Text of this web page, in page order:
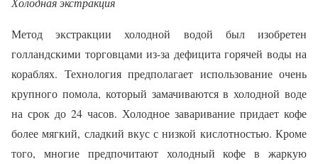
Метод экстракции холодной водой был изобретен
голландскими торговцами из-за дефицита горячей воды на
кораблях. Технология предполагает использование очень
крупного помола, который замачиваются в холодной воде
на срок до 24 часов. Холодное заваривание придает кофе
более мягкий, сладкий вкус с низкой кислотностью. Кроме
того, многие предпочитают холодный кофе в жаркую